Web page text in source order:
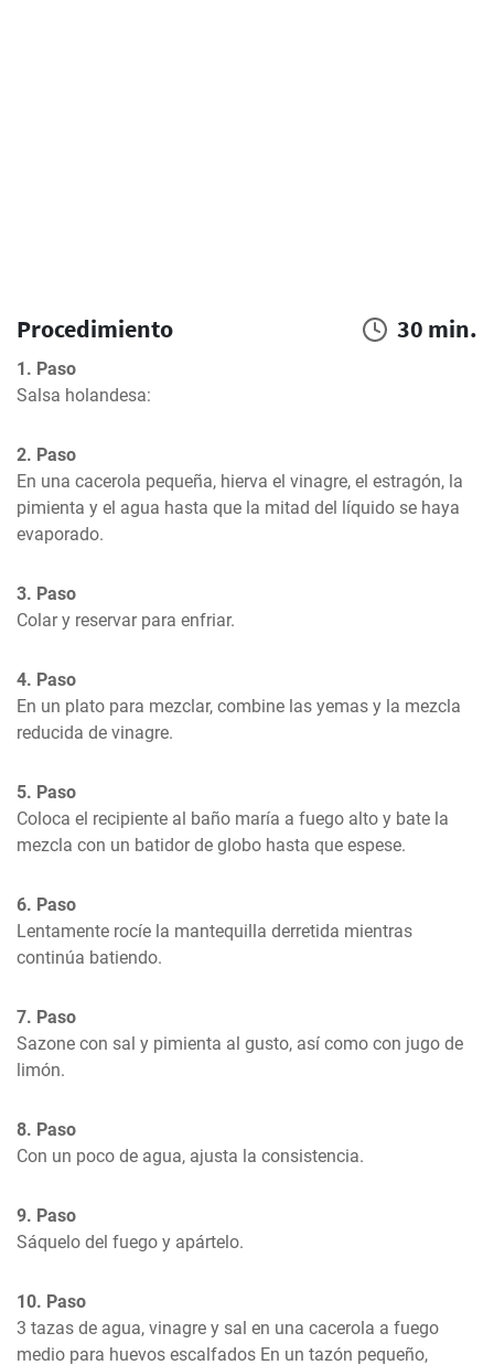
Procedimiento 30 min.
1. Paso
Salsa holandesa:
2. Paso
En una cacerola pequeña, hierva el vinagre, el estragón, la
pimienta y el agua hasta que la mitad del líquido se haya
evaporado.
3. Paso
Colar y reservar para enfriar.
4. Paso
En un plato para mezclar, combine las yemas y la mezcla
reducida de vinagre.
5. Paso
Coloca el recipiente al baño maría a fuego alto y bate la
mezcla con un batidor de globo hasta que espese.
6. Paso
Lentamente rocíe la mantequilla derretida mientras
continúa batiendo.
7. Paso
Sazone con sal y pimienta al gusto, así como con jugo de
limón.
8. Paso
Con un poco de agua, ajusta la consistencia.
9. Paso
Sáquelo del fuego y apártelo.
10. Paso
3 tazas de agua, vinagre y sal en una cacerola a fuego
medio para huevos escalfados En un tazón pequeño,